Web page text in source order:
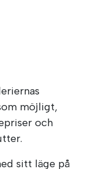
möjligt,
och
sitt läge på